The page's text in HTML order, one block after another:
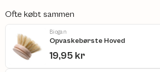
Ofte købt sammen
Biogan
Opvaskebørste Hoved
19,95 kr